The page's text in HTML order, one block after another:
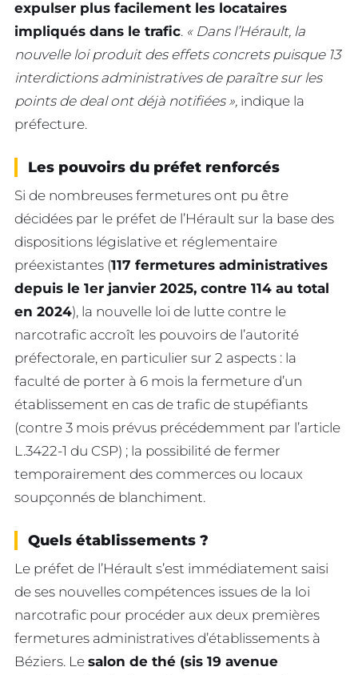
expulser plus facilement les locataires
impliqués dans le trafic. « Dans l’Hérault, la
nouvelle loi produit des effets concrets puisque 13
interdictions administratives de paraître sur les
points de deal ont déjà notifiées », indique la
préfecture.
Les pouvoirs du préfet renforcés
Si de nombreuses fermetures ont pu être
décidées par le préfet de l’Hérault sur la base des
dispositions législative et réglementaire
préexistantes (117 fermetures administratives
depuis le 1er janvier 2025, contre 114 au total
en 2024), la nouvelle loi de lutte contre le
narcotrafic accroît les pouvoirs de l’autorité
préfectorale, en particulier sur 2 aspects : la
faculté de porter à 6 mois la fermeture d’un
établissement en cas de trafic de stupéfiants
(contre 3 mois prévus précédemment par l’article
L.3422-1 du CSP) ; la possibilité de fermer
temporairement des commerces ou locaux
soupçonnés de blanchiment.
Quels établissements ?
Le préfet de l’Hérault s’est immédiatement saisi
de ses nouvelles compétences issues de la loi
narcotrafic pour procéder aux deux premières
fermetures administratives d’établissements à
Béziers. Le salon de thé (sis 19 avenue